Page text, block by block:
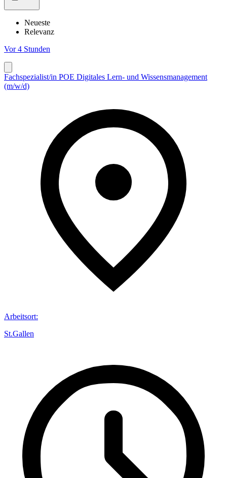
Neueste
Relevanz
Vor 4 Stunden
Fachspezialist/in POE Digitales Lern- und Wissensmanagement
(m/w/d)
Arbeitsort:
St.Gallen